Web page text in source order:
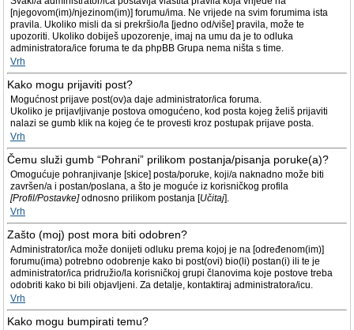
[njegovom(im)/njezinom(im)] forumu/ima. Ne vrijede na svim forumima ista
pravila. Ukoliko misli da si prekršio/la [jedno od/više] pravila, može te
upozoriti. Ukoliko dobiješ upozorenje, imaj na umu da je to odluka
administratora/ice foruma te da phpBB Grupa nema ništa s time.
Vrh
Kako mogu prijaviti post?
Mogućnost prijave post(ov)a daje administrator/ica foruma.
Ukoliko je prijavljivanje postova omogućeno, kod posta kojeg želiš prijaviti
nalazi se gumb klik na kojeg će te provesti kroz postupak prijave posta.
Vrh
Čemu služi gumb “Pohrani” prilikom postanja/pisanja poruke(a)?
Omogućuje pohranjivanje [skice] posta/poruke, koji/a naknadno može biti
završen/a i postan/poslana, a što je moguće iz korisničkog profila
[Profil/Postavke]odnosno prilikom postanja [Učitaj].
Vrh
Zašto (moj) post mora biti odobren?
Administrator/ica može donijeti odluku prema kojoj je na [određenom(im)]
forumu(ima) potrebno odobrenje kako bi post(ovi) bio(li) postan(i) ili te je
administrator/ica pridružio/la korisničkoj grupi članovima koje postove treba
odobriti kako bi bili objavljeni. Za detalje, kontaktiraj administratora/icu.
Vrh
Kako mogu bumpirati temu?